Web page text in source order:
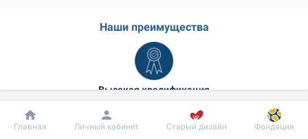
Наши преимущества
Высокая квалификация
Широкий спектр специальностей
Добробут Информация Пациенту
Главная Личный кабинет Старый дизайн Фондация